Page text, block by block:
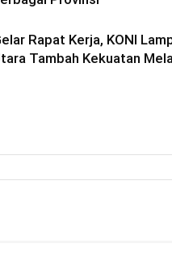
Rapat Kerja, KONI
Tambah Kekuatan